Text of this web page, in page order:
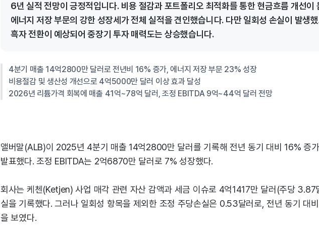
6년 실적 전망이 긍정적입니다. 비용 절감과 포트폴리오 최적화를 통한 현금흐름 개선이
에너지 저장 부문의 강한 성장세가 전체 실적을 견인했습니다. 다만 일회성 손실이 발생
흑자 전환이 예상되어 중장기 투자 매력도는 상승했습니다.
4분기 매출 14억2800만 달러로 전년비 16% 증가, 에너지 저장 부문 23% 성장
비용절감 및 생산성 개선으로 4억5000만 달러 이상 효과 달성
2026년 리튬가격 회복에 매출 41억~78억 달러, 조정 EBITDA 9억~44억 달러 전망
앨버말(ALB)이 2025년 4분기 매출 14억2800만 달러를 기록해 전년 동기 대비 16% 증
발표했다. 조정 EBITDA는 2억6870만 달러로 7% 성장했다.
회사는 케첸(Ketjen) 사업 매각 관련 자산 감액과 세금 이슈로 4억1417만 달러(주당 3.87
실을 기록했다. 그러나 일회성 항목을 제외한 조정 주당손실은 0.53달러로, 전년 동기 대
을 보였다.